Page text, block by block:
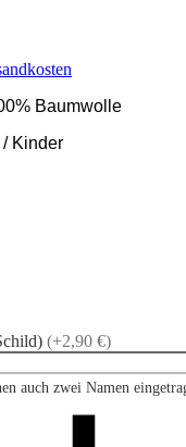
Baumwolle
Kinder
(+2,90 €)
auch zwei Namen